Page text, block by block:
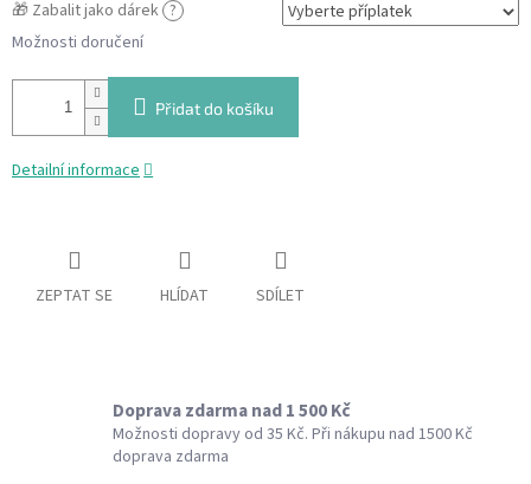
🎁 Zabalit jako dárek ?
Možnosti doručení
Přidat do košíku
Detailní informace
ZEPTAT SE HLÍDAT SDÍLET
Doprava zdarma nad 1 500 Kč
Možnosti dopravy od 35 Kč. Při nákupu nad 1500 Kč
doprava zdarma